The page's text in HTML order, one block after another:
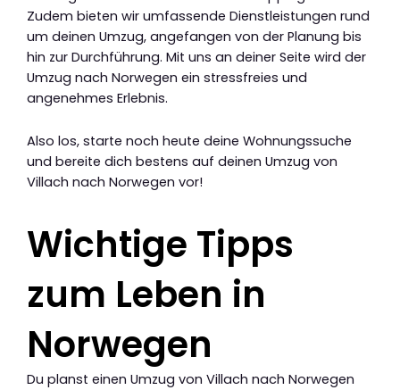
Zudem bieten wir umfassende Dienstleistungen rund
um deinen Umzug, angefangen von der Planung bis
hin zur Durchführung. Mit uns an deiner Seite wird der
Umzug nach Norwegen ein stressfreies und
angenehmes Erlebnis.
Also los, starte noch heute deine Wohnungssuche
und bereite dich bestens auf deinen Umzug von
Villach nach Norwegen vor!
Wichtige Tipps
zum Leben in
Norwegen
Du planst einen Umzug von Villach nach Norwegen